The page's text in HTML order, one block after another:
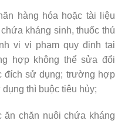
hàng hóa hoặc tài liệu
kháng sinh, thuốc thú
vi vi phạm quy định tại
hợp không thể sửa đổi
đích sử dụng; trường hợp
thì buộc tiêu hủy;
ăn chăn nuôi chứa kháng